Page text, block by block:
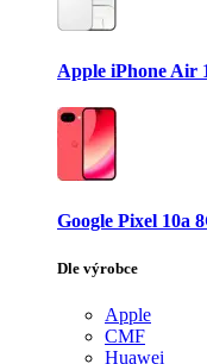
Apple iPhone Air
Google Pixel 10a
Dle výrobce
Apple
CMF
Huawei